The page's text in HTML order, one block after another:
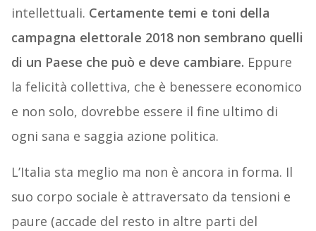
intellettuali. Certamente temi e toni della
campagna elettorale 2018 non sembrano quelli
di un Paese che può e deve cambiare. Eppure
la felicità collettiva, che è benessere economico
e non solo, dovrebbe essere il fine ultimo di
ogni sana e saggia azione politica.
L’Italia sta meglio ma non è ancora in forma. Il
suo corpo sociale è attraversato da tensioni e
paure (accade del resto in altre parti del